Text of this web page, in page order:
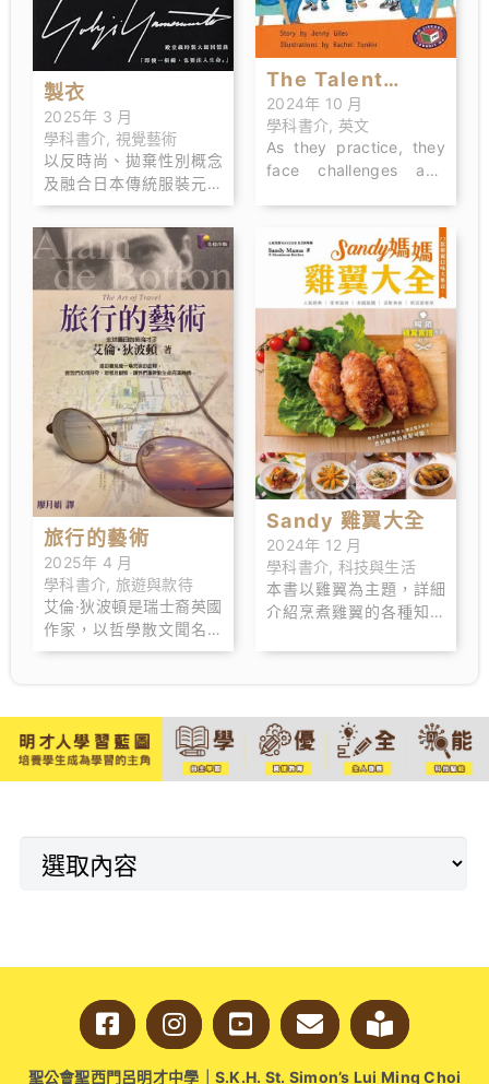
製衣
2025年 3 月
學科書介, 視覺藝術
以反時尚、拋棄性別概念
及融合日本傳統服裝元素
等前衛風格著稱的國際知
名時尚設計師——山本耀
司，是八十年代和川久保
玲一起進入法國時裝界的
日本先鋒派人物，在歷經
近半世界的服裝設計職涯
中，不斷為世界帶來衝
擊。在《製衣》一書中，
他將一路走來的成長歷
程、創作源頭、生活點滴
及製衣哲學，做了最真實
的呈現，最深刻的剖析。
The Talent
Quest
2024年 10 月
學科書介, 英文
As they practice, they
face challenges and
importance of
friendship, teamwork,
and being proud of
their unique talents. In
the end, they realize
that having fun and
working together is
more important than
just winning.
旅行的藝術
2025年 4 月
學科書介, 旅遊與款待
艾倫·狄波頓是瑞士裔英國
作家，以哲學散文聞名，
擅長從日常生活中提煉深
學，廣受讀者喜愛。
Sandy 雞翼大全
2024年 12 月
學科書介, 科技與生活
本書以雞翼為主題，詳細
介紹烹煮雞翼的各種知識
選 購雞翼、解凍雞翼、醃
巧。
聖公會聖西門呂明才中學｜S.K.H. St. Simon’s Lui Ming Choi